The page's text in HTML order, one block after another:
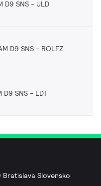
D9 SNS ULD
D9 SNS ROLFZ
D9 SNS LDT
Bratislava Slovensko